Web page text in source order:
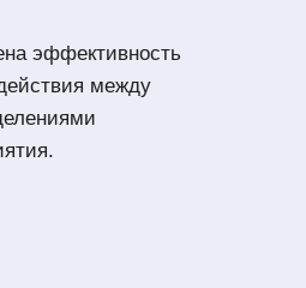
эффективность
между